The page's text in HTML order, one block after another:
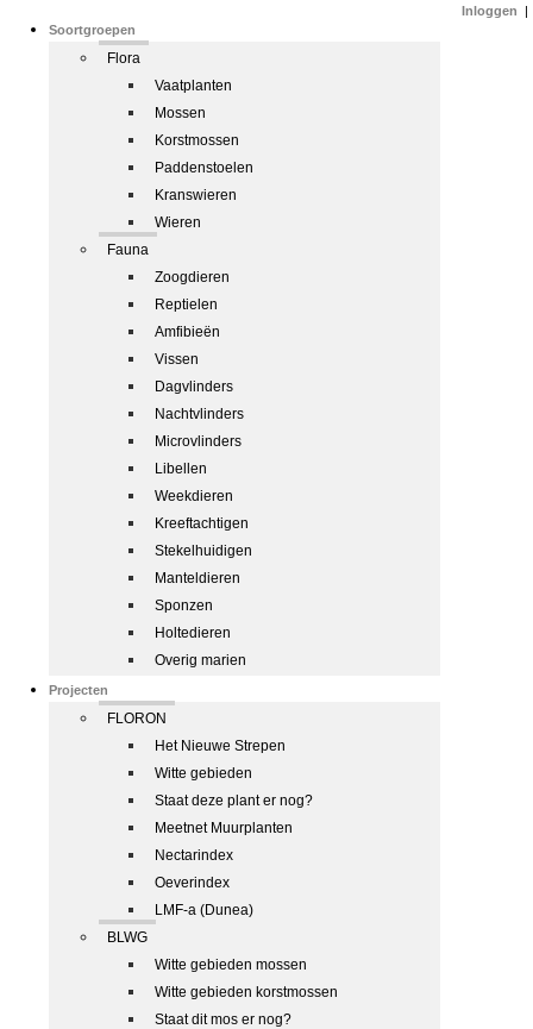
Soortgroepen
Flora
Vaatplanten
Mossen
Korstmossen
Paddenstoelen
Kranswieren
Wieren
Fauna
Zoogdieren
Reptielen
Amfibieën
Vissen
Dagvlinders
Nachtvlinders
Microvlinders
Libellen
Weekdieren
Kreeftachtigen
Stekelhuidigen
Manteldieren
Sponzen
Holtedieren
Overig marien
Projecten
FLORON
Het Nieuwe Strepen
Witte gebieden
Staat deze plant er nog?
Meetnet Muurplanten
Nectarindex
Oeverindex
LMF-a (Dunea)
BLWG
Witte gebieden mossen
Witte gebieden korstmossen
Staat dit mos er nog?
Inloggen |